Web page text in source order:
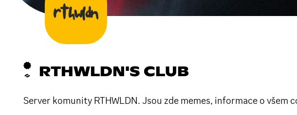
RTHWLDN'S CLUB
Server komunity RTHWLDN. Jsou zde memes, informace o všem